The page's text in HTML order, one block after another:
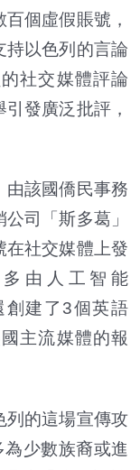
個虛假賬號，
持以色列的言論
社交媒體評論
發廣泛批評，
該國僑民事務
司「斯多葛」
在社交媒體上發
由人工智能
創建了3個英語
主流媒體的報
的這場宣傳攻
少數族裔或進